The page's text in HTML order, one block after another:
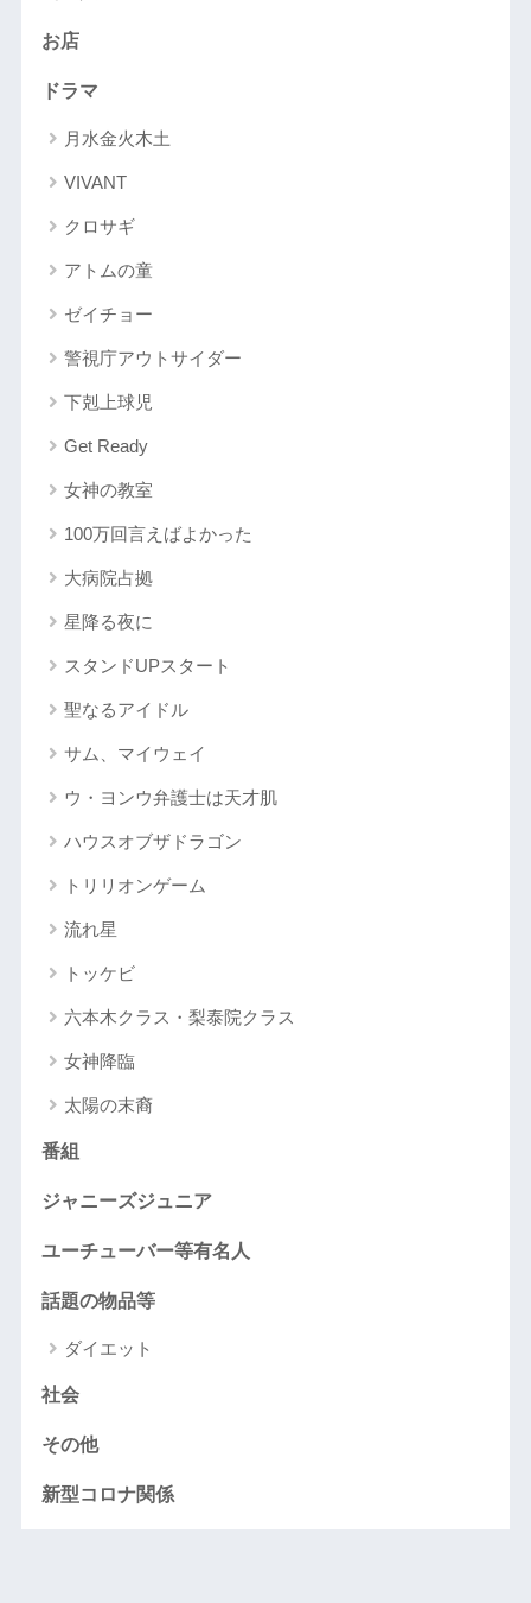
お店
ドラマ
月水金火木土
VIVANT
クロサギ
アトムの童
ゼイチョー
警視庁アウトサイダー
下剋上球児
Get Ready
女神の教室
100万回言えばよかった
大病院占拠
星降る夜に
スタンドUPスタート
聖なるアイドル
サム、マイウェイ
ウ・ヨンウ弁護士は天才肌
ハウスオブザドラゴン
トリリオンゲーム
流れ星
トッケビ
六本木クラス・梨泰院クラス
女神降臨
太陽の末裔
番組
ジャニーズジュニア
ユーチューバー等有名人
話題の物品等
ダイエット
社会
その他
新型コロナ関係